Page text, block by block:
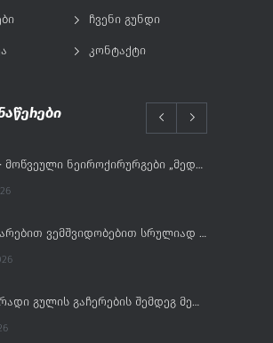
ჩვენი გუნდი
კონტაქტი
12 ივნისი – მოწვეული ნეიროქირურგები „მედინაში“
ღრმა მწუხარებით ვემშვიდობებით სრულიად საქართველოს კათოლიკოს-პატრიარქს, ილია II-ს
მრავალჯერადი გულის გაჩერების შემდეგ მელოგინე პაციენტის წარმატებული მართვის შემთხვევა